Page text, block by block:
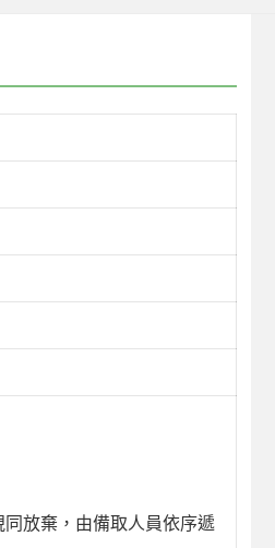
放棄，由備取人員依序遞